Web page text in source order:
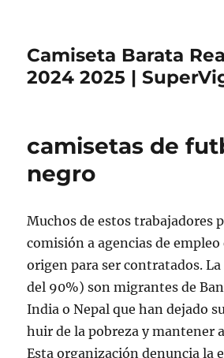
Camiseta Barata
2024 2025 |
camisetas de
negro
Muchos de estos trabajadores
comisión a agencias de empleo
origen para ser contratados.
del 90%) son migrantes de
India o Nepal que han dejado
huir de la pobreza y mantener
Esta organización denuncia la